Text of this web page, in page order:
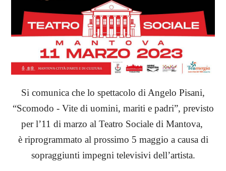
Si comunica che lo spettacolo di Angelo Pisani,
“Scomodo - Vite di uomini, mariti e padri”, previsto
per l’11 di marzo al Teatro Sociale di Mantova,
è riprogrammato al prossimo 5 maggio a causa di
sopraggiunti impegni televisivi dell’artista.